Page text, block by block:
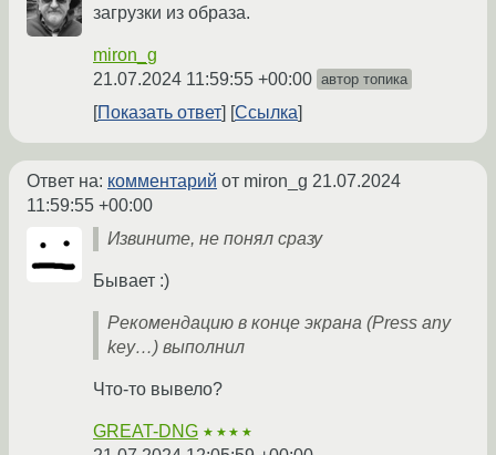
загрузки из образа.
miron_g
21.07.2024 11:59:55 +00:00 автор топика
Показать ответ Ссылка
Ответ на: комментарий от miron_g 21.07.2024
11:59:55 +00:00
Извините, не понял сразу
Бывает :)
Рекомендацию в конце экрана (Press any
key…) выполнил
Что-то вывело?
GREAT-DNG ★★★★